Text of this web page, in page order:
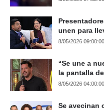
unen para
8/05/2026
“Se une a
la pantalla
8/05/2026
Se avecinan